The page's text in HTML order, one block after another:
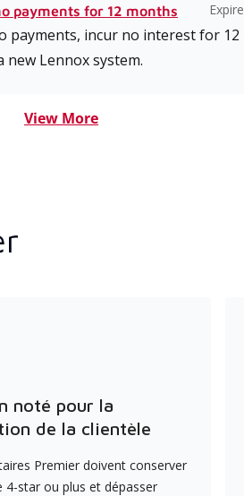
payments for 12 months
payments, incur no interest for 12
Lennox system.
View More
noté pour la
de la clientèle
Premier doivent conserver
4-star ou plus et dépasser